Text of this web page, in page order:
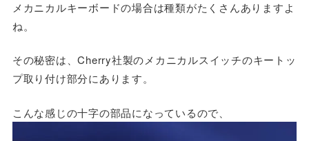
メカニカルキーボードの場合は種類がたくさんありますよ
ね。
その秘密は、Cherry社製のメカニカルスイッチのキートッ
プ取り付け部分にあります。
こんな感じの十字の部品になっているので、